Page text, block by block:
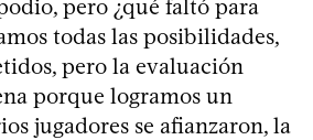
pero ¿qué faltó para
todas las posibilidades,
pero la evaluación
porque logramos un
jugadores se afianzaron, la